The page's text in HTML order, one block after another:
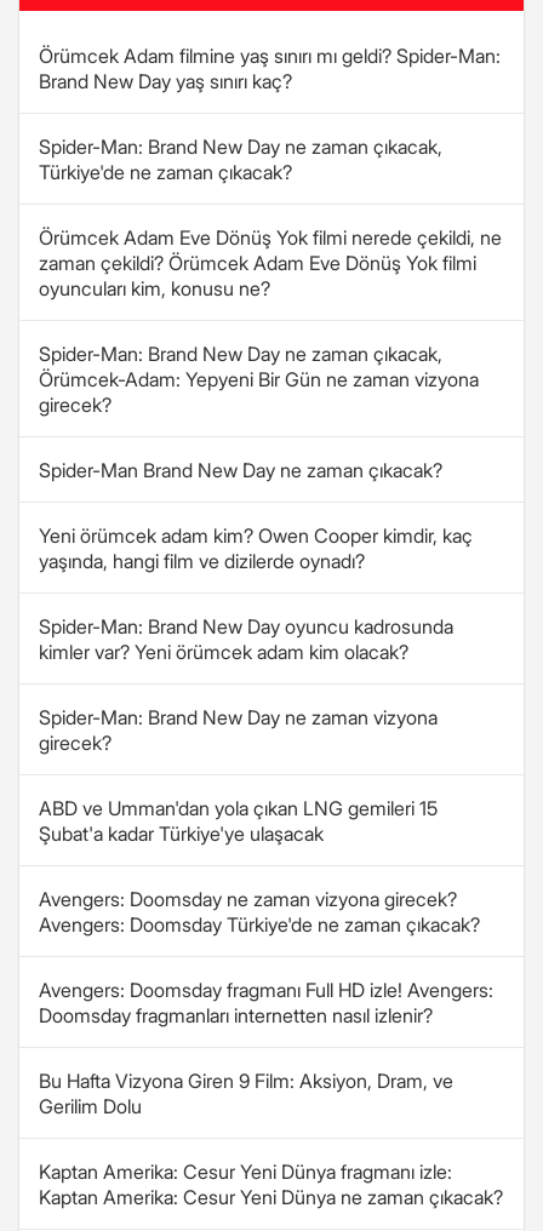
Örümcek Adam filmine yaş sınırı mı geldi? Spider-Man:
Brand New Day yaş sınırı kaç?
Spider-Man: Brand New Day ne zaman çıkacak,
Türkiye'de ne zaman çıkacak?
Örümcek Adam Eve Dönüş Yok filmi nerede çekildi, ne
zaman çekildi? Örümcek Adam Eve Dönüş Yok filmi
oyuncuları kim, konusu ne?
Spider-Man: Brand New Day ne zaman çıkacak,
Örümcek-Adam: Yepyeni Bir Gün ne zaman vizyona
girecek?
Spider-Man Brand New Day ne zaman çıkacak?
Yeni örümcek adam kim? Owen Cooper kimdir, kaç
yaşında, hangi film ve dizilerde oynadı?
Spider-Man: Brand New Day oyuncu kadrosunda
kimler var? Yeni örümcek adam kim olacak?
Spider-Man: Brand New Day ne zaman vizyona
girecek?
ABD ve Umman'dan yola çıkan LNG gemileri 15
Şubat'a kadar Türkiye'ye ulaşacak
Avengers: Doomsday ne zaman vizyona girecek?
Avengers: Doomsday Türkiye'de ne zaman çıkacak?
Avengers: Doomsday fragmanı Full HD izle! Avengers:
Doomsday fragmanları internetten nasıl izlenir?
Bu Hafta Vizyona Giren 9 Film: Aksiyon, Dram, ve
Gerilim Dolu
Kaptan Amerika: Cesur Yeni Dünya fragmanı izle:
Kaptan Amerika: Cesur Yeni Dünya ne zaman çıkacak?